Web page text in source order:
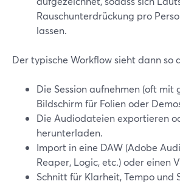
Rauschunterdrückung pro
lassen.
Der typische Workflow sieht dann so
Die Session aufnehmen (oft mit
Bildschirm für Folien oder
Die Audiodateien exportieren
herunterladen.
Import in eine DAW (Adobe
Reaper, Logic, etc.) oder einen
Schnitt für Klarheit, Tempo und